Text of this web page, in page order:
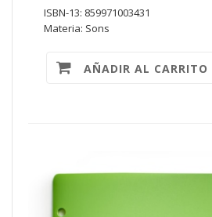
ISBN-13: 859971003431
Materia: Sons
AÑADIR AL CARRITO